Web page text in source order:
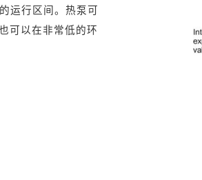
运行区间。热泵可
可以在非常低的环